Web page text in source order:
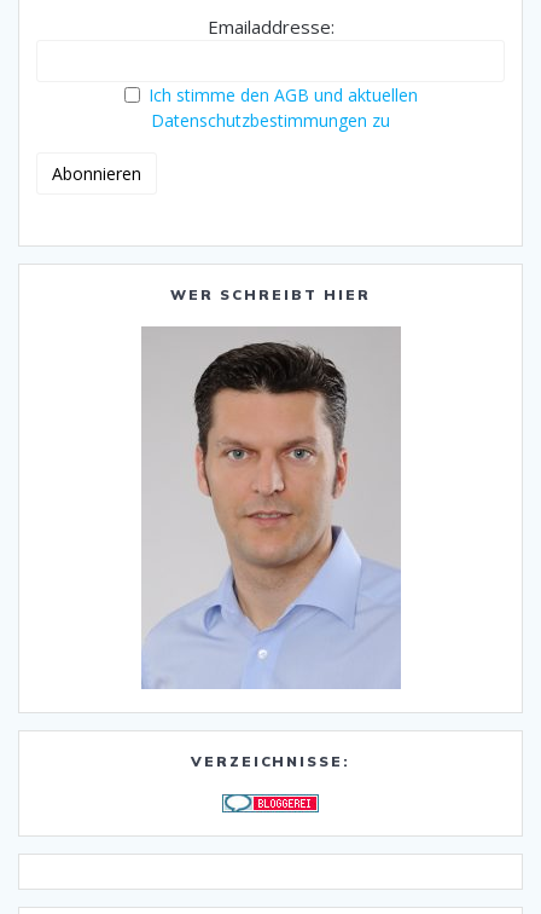
Emailaddresse:
Ich stimme den AGB und aktuellen
Datenschutzbestimmungen zu
WER SCHREIBT HIER
VERZEICHNISSE: